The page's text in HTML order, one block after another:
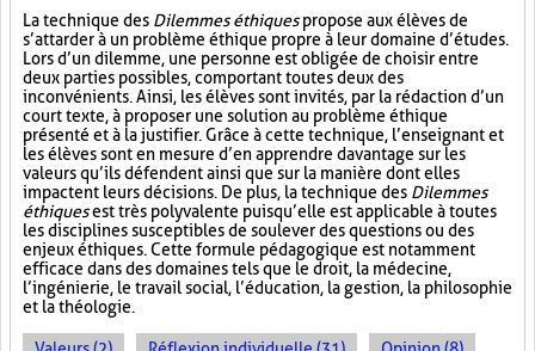
La technique des Dilemmes éthiquespropose aux élèves de
s’attarder à un problème éthique propre à leur domaine d’études.
Lors d’un dilemme, une personne est obligée de choisir entre
deux parties possibles, comportant toutes deux des
inconvénients. Ainsi, les élèves sont invités, par la rédaction d’un
court texte, à proposer une solution au problème éthique
présenté et à la justifier. Grâce à cette technique, l’enseignant et
les élèves sont en mesure d’en apprendre davantage sur les
valeurs qu’ils défendent ainsi que sur la manière dont elles
impactent leurs décisions. De plus, la technique des Dilemmes
éthiquesest très polyvalente puisqu’elle est applicable à toutes
les disciplines susceptibles de soulever des questions ou des
enjeux éthiques. Cette formule pédagogique est notamment
efficace dans des domaines tels que le droit, la médecine,
l’ingénierie, le travail social, l’éducation, la gestion, la philosophie
et la théologie.